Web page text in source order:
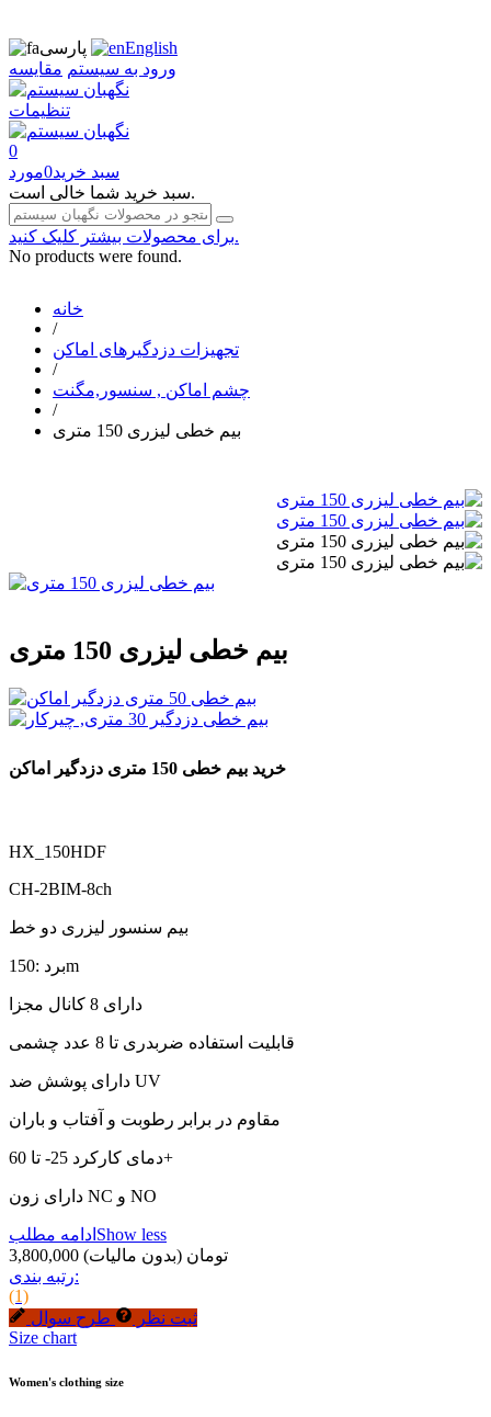
پارسی
English
ورود به سیستم مقایسه
تنظیمات
0
سبد خرید0مورد
سبد خرید شما خالی است.
برای محصولات بیشتر کلیک کنید.
No products were found.
خانه
/
تجهیزات دزدگیرهای اماکن
/
چشم اماکن , سنسور,مگنت
/
بیم خطی لیزری 150 متری
بیم خطی لیزری 150 متری
HX_150HDF
CH-2BIM-8ch
بیم سنسور لیزری دو خط
برد :150m
دارای 8 کانال مجزا
قابلیت استفاده ضربدری تا 8 عدد چشمی
دارای پوشش ضد UV
مقاوم در برابر رطوبت و آفتاب و باران
دمای کارکرد 25- تا 60+
دارای زون NC و NO
ادامه مطلب Show less
3,800,000 تومان (بدون مالیات)
رتبه بندی:
(1)
ثبت نظر
طرح سوال
Size chart
Women's clothing size